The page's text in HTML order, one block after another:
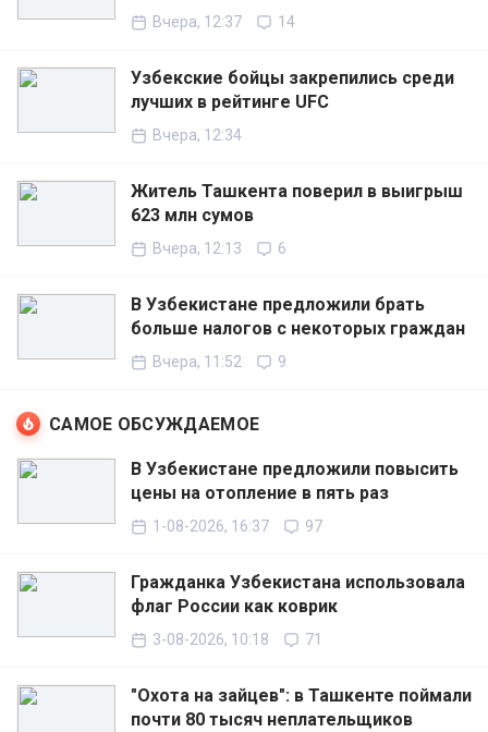
Вчера, 12:37 14
Узбекские бойцы закрепились среди
лучших в рейтинге UFC
Вчера, 12:34
Житель Ташкента поверил в выигрыш
623 млн сумов
Вчера, 12:13 6
В Узбекистане предложили брать
больше налогов с некоторых граждан
Вчера, 11:52 9
САМОЕ ОБСУЖДАЕМОЕ
В Узбекистане предложили повысить
цены на отопление в пять раз
1-08-2026, 16:37 97
Гражданка Узбекистана использовала
флаг России как коврик
3-08-2026, 10:18 71
"Охота на зайцев": в Ташкенте поймали
почти 80 тысяч неплательщиков